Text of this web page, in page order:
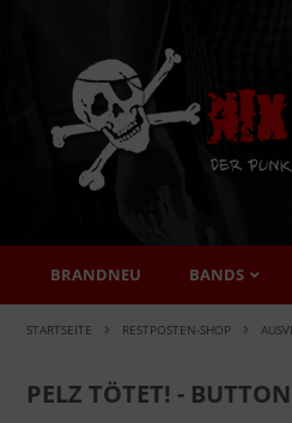
BRANDNEU BANDS
STARTSEITE RESTPOSTEN-SHOP
PELZ TÖTET! - BUTTON